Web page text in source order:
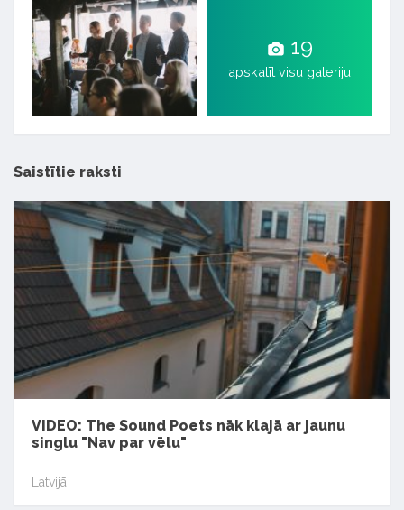
19
apskatīt visu galeriju
Saistītie raksti
VIDEO: The Sound Poets nāk klajā ar jaunu
singlu "Nav par vēlu"
Latvijā